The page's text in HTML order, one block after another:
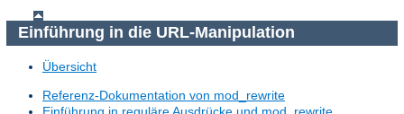
Einführung in die URL-Manipulation
Übersicht
Referenz-Dokumentation von mod_rewrite
Einführung in reguläre Ausdrücke und mod_rewrite